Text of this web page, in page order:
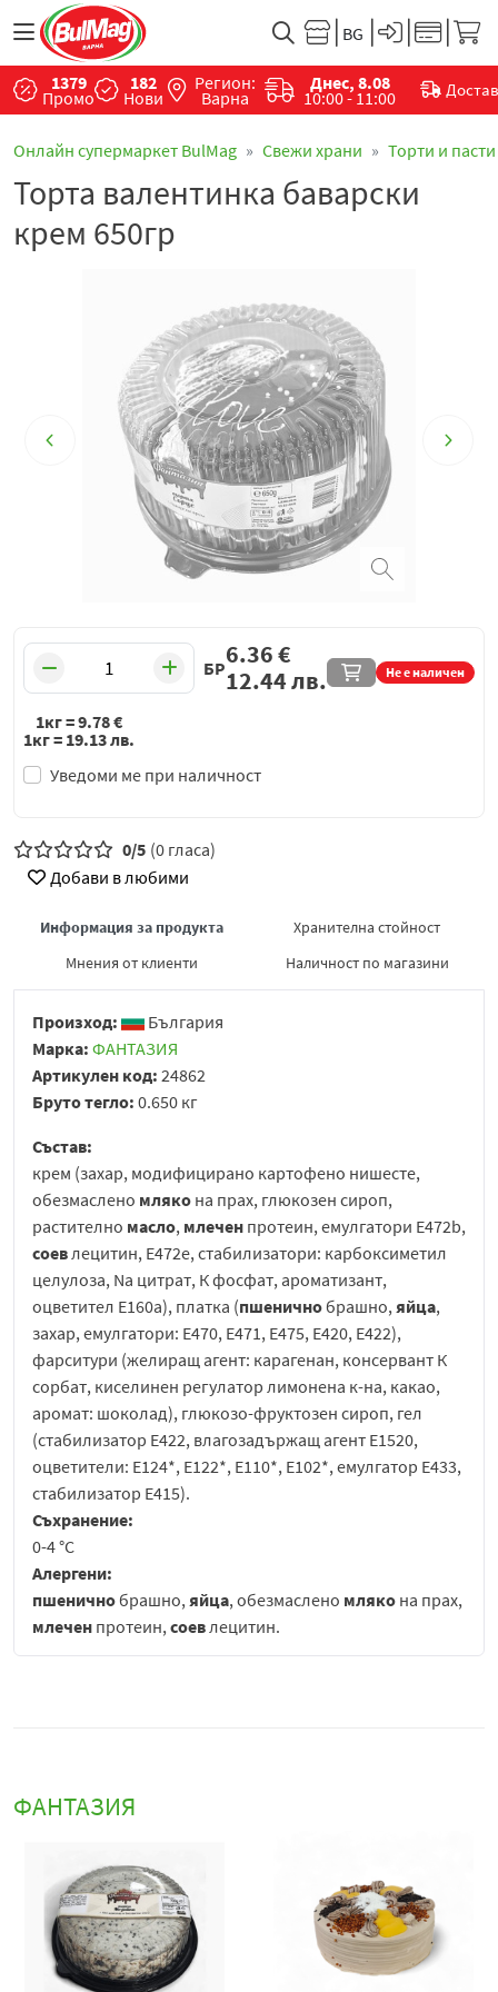
1379
Промо
182
Нови
Регион:
Варна
Днес, 8.08
10:00 - 11:00
Онлайн супермаркет BulMag Свежи храни Торти и пасти
Торта валентинка баварски
крем 650гр
БР Не е наличен
Уведоми ме при наличност
6.36€
12.44лв.
1кг =9.78€
1кг = 19.13лв.
0/5 (0 гласа)
Добави в любими
Информация за продукта
Хранителна стойност
Мнения от клиенти
Наличност по магазини
Произход:
България
Марка: ФАНТАЗИЯ
Артикулен код: 24862
Бруто тегло: 0.650 кг
Състав:
крем (захар, модифицирано картофено нишесте,
обезмаслено мляко на прах, глюкозен сироп,
растително масло, млечен протеин, емулгатори Е472b,
соевлецитин, Е472е, стабилизатори: карбоксиметил
целулоза, Na цитрат, К фосфат, ароматизант,
оцветител Е160а), платка (пшеничнобрашно,яйца,
захар, емулгатори: Е470, Е471, Е475, Е420, Е422),
фарситури (желиращ агент: карагенан, консервант К
сорбат, киселинен регулатор лимонена к-на, какао,
аромат: шоколад), глюкозо-фруктозен сироп, гел
(стабилизатор Е422, влагозадържащ агент Е1520,
оцветители: E124*, E122*, E110*, Е102*, емулгатор Е433,
стабилизатор Е415).
Съхранение:
0-4 °С
Алергени:
пшеничнобрашно,яйца, обезмаслено мляко на прах,
млечен протеин,соевлецитин.
ФАНТАЗИЯ